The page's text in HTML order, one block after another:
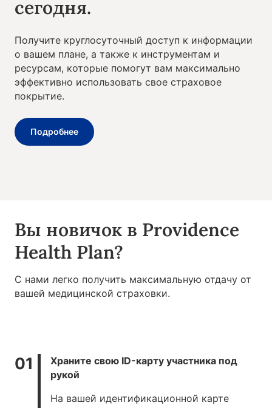
сегодня.
Получите круглосуточный доступ к информации
о вашем плане, а также к инструментам и
ресурсам, которые помогут вам максимально
эффективно использовать свое страховое
покрытие.
Подробнее
Вы новичок в Providence
Health Plan?
С нами легко получить максимальную отдачу от
вашей медицинской страховки.
Храните свою ID-карту участника под
рукой
На вашей идентификационной карте